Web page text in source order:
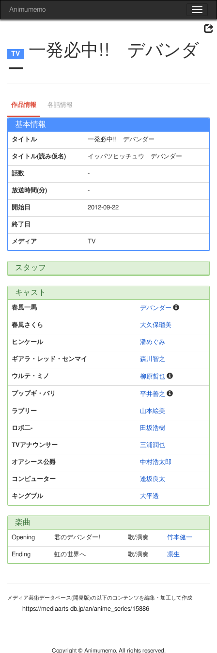
Toggle
Animumemo
一発必中!! デバンダ
ー
作品情報 各話情報
基本情報
タイトル 一発必中!! デバンダー
タイトル(読み仮名) イッパツヒッチュウ デバンダー
話数 -
放送時間(分) -
開始日 2012-09-22
終了日
メディア TV
スタッフ
キャスト
春風一馬 デバンダー
春風さくら 大久保瑠美
ヒンケール 潘めぐみ
ギアラ・レッド・センマイ 森川智之
ウルテ・ミノ 柳原哲也
プップギ・バリ 平井善之
ラブリー 山本絵美
ロボ二- 田坂浩樹
TVアナウンサー 三浦潤也
オアシース公爵 中村浩太郎
コンピューター 逢坂良太
キングブル 大平透
楽曲
Opening 君のデバンダー! 歌/演奏 竹本健一
Ending 虹の世界へ 歌/演奏 凛生
メディア芸術データベース(開発版)の以下のコンテンツを編集・加工して作成
https://mediaarts-db.jp/an/anime_series/15886
Copyright © Animumemo. All rights reserved.